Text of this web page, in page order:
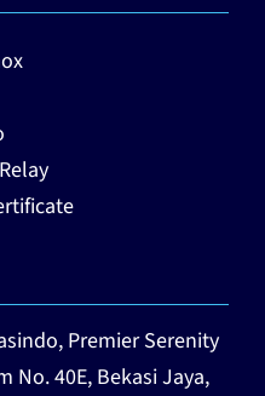
Premier Serenity
No. 40E, Bekasi Jaya,